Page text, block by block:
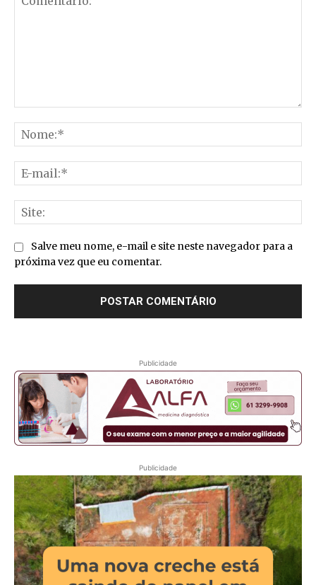
Salve meu nome, e-mail e site neste navegador para a
próxima vez que eu comentar.
Publicidade
Publicidade